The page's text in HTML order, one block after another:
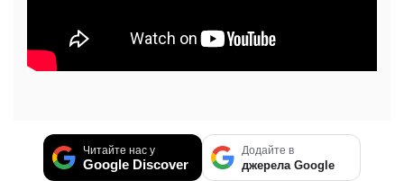
Читайте нас у
Google Discover
Додайте в
джерела Google